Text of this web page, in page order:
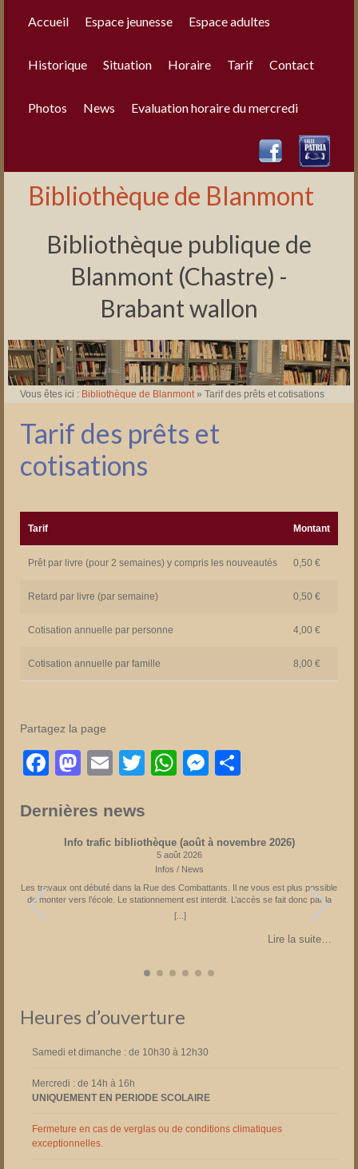
Accueil Espace jeunesse Espace adultes
Historique Situation Horaire Tarif Contact
Photos News Evaluation horaire du mercredi
Bibliothèque de Blanmont
Bibliothèque publique de
Blanmont (Chastre) -
Brabant wallon
Vous êtes ici : Bibliothèque de Blanmont» Tarif des prêts et cotisations
Tarif des prêts et
cotisations
Tarif Montant
Prêt par livre (pour 2 semaines) y compris les nouveautés 0,50 €
Retard par livre (par semaine) 0,50 €
Cotisation annuelle par personne 4,00 €
Cotisation annuelle par famille 8,00 €
Partagez la page
Facebook
Mastodon
EmailTwitterWhatsApp
Messenger
Dernières news
Info trafic bibliothèque (août à novembre 2026)
5 août 2026
Infos / News
Les travaux ont débuté dans la Rue des Combattants. Il ne vous est plus possible
de monter vers l’école. Le stationnement est interdit. L’accès se fait donc par la
Rue du Château suivie par la Rue de l’Eglise. Parking à l’église ou à la Place
Fechere. Attention sens de circulation unique sur la Place Féchère. Fin prévue en
[...]
Lire la suite…
Heures d’ouverture
Samedi et dimanche : de 10h30 à 12h30
Mercredi : de 14h à 16h
UNIQUEMENT EN PERIODE SCOLAIRE
Fermeture en cas de verglas ou de conditions climatiques
exceptionnelles.